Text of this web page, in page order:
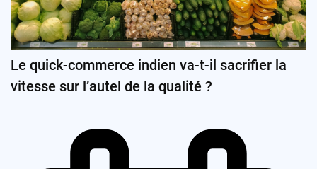
Le quick-commerce indien va-t-il sacrifier la
vitesse sur l’autel de la qualité ?